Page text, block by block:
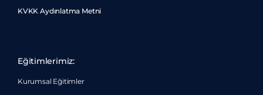
KVKK Aydınlatma Metni
Eğitimlerimiz:
Kurumsal Eğitimler